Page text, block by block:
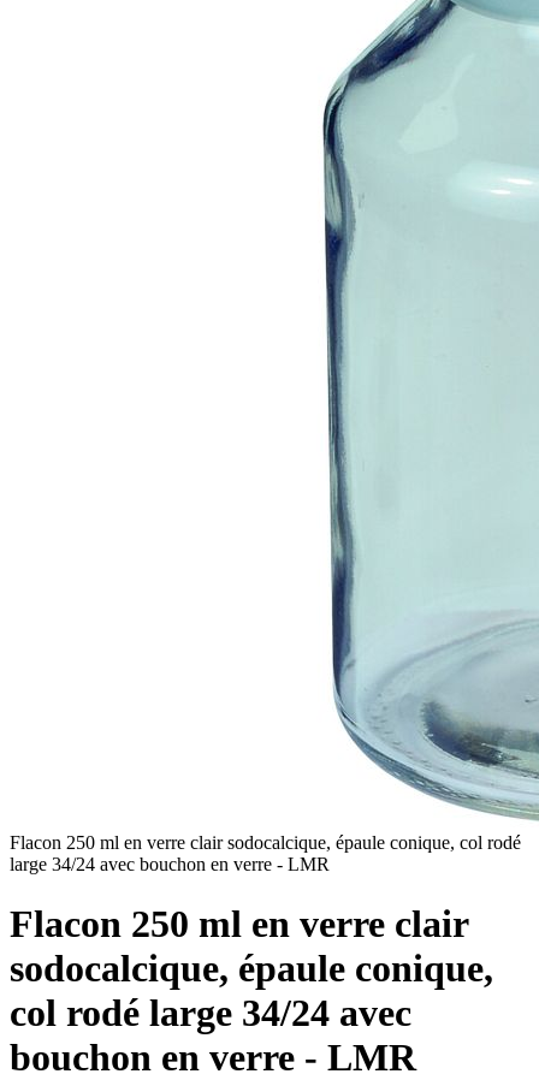
Flacon 250 ml en verre clair sodocalcique, épaule conique, col rodé
large 34/24 avec bouchon en verre - LMR
Flacon 250 ml en verre clair
sodocalcique, épaule conique,
col rodé large 34/24 avec
bouchon en verre - LMR